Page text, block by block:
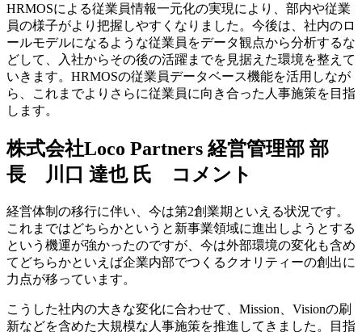
HRMOSによる従業員情報一元化の実現により、部内や従業
員の様子がより把握しやすくなりました。今後は、社内のロ
ールモデルになるような従業員をデータ観点から分析するな
どして、入社からその後の活躍までを見据えた環境を整えて
いきます。HRMOSの従業員データベース機能を活用しなが
ら、これまでよりさらに従業員に向き合った人事施策を目指
します。
株式会社Loco Partners 経営管理部 部
長 川口 達也 氏 コメント
経営体制の移行に伴い、今は第2創業期といえる状況です。
これまではどちらかというと新事業領域に進出しようとする
という機運が強かったのですが、今は外部環境の変化も含め
てどちらかといえば企業内部でつくるクオリティーの創出に
力点が移っています。
こうした社内の大きな変化に合わせて、Mission、Visionの刷
新などを含めた大規模な人事施策を推進してきました。目指